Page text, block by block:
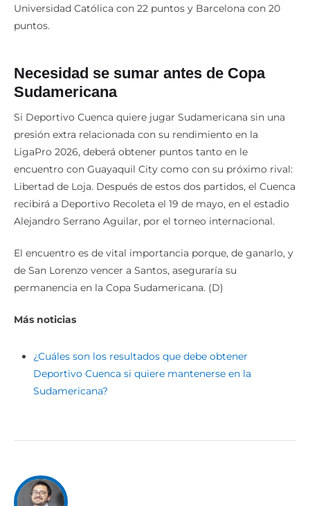
Universidad Católica con 22 puntos y Barcelona con 20
puntos.
Necesidad se sumar antes de Copa
Sudamericana
Si Deportivo Cuenca quiere jugar Sudamericana sin una
presión extra relacionada con su rendimiento en la
LigaPro 2026, deberá obtener puntos tanto en le
encuentro con Guayaquil City como con su próximo rival:
Libertad de Loja. Después de estos dos partidos, el Cuenca
recibirá a Deportivo Recoleta el 19 de mayo, en el estadio
Alejandro Serrano Aguilar, por el torneo internacional.
El encuentro es de vital importancia porque, de ganarlo, y
de San Lorenzo vencer a Santos, aseguraría su
permanencia en la Copa Sudamericana. (D)
Más noticias
¿Cuáles son los resultados que debe obtener
Deportivo Cuenca si quiere mantenerse en la
Sudamericana?